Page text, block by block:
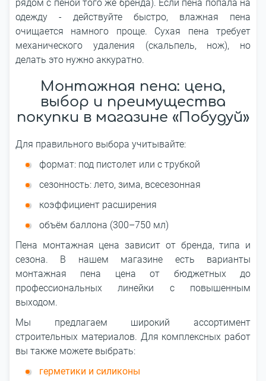
рядом с пеной того же бренда). Если пена попала на
одежду - действуйте быстро, влажная пена
очищается намного проще. Сухая пена требует
механического удаления (скальпель, нож), но
делать это нужно аккуратно.
Монтажная пена: цена,
выбор и преимущества
покупки в магазине «Побудуй»
Для правильного выбора учитывайте:
формат: под пистолет или с трубкой
сезонность: лето, зима, всесезонная
коэффициент расширения
объём баллона (300–750 мл)
Пена монтажная цена зависит от бренда, типа и
сезона. В нашем магазине есть варианты
монтажная пена цена от бюджетных до
профессиональных линейки с повышенным
выходом.
Мы предлагаем широкий ассортимент
строительных материалов. Для комплексных работ
вы также можете выбрать:
герметики и силиконы